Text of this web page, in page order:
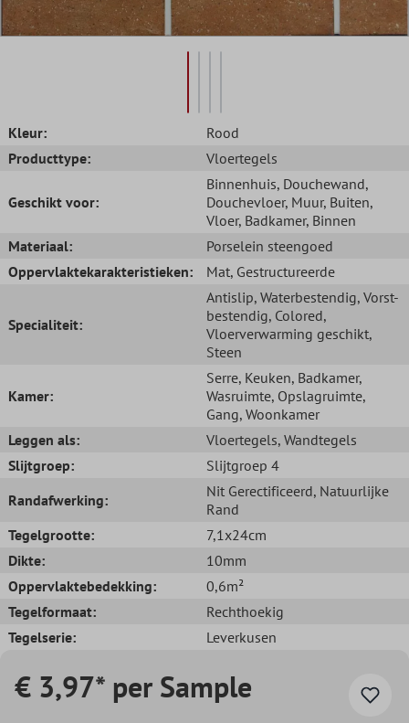
Kleur:
Rood
Producttype:
Vloertegels
Geschikt voor:
Binnenhuis, Douchewand,
Douchevloer, Muur, Buiten,
Vloer, Badkamer, Binnen
Materiaal:
Porselein steengoed
Oppervlaktekarakteristieken:
Mat, Gestructureerde
Specialiteit:
Antislip, Waterbestendig, Vorst-
bestendig, Colored,
Vloerverwarming geschikt,
Steen
Kamer:
Serre, Keuken, Badkamer,
Wasruimte, Opslagruimte,
Gang, Woonkamer
Leggen als:
Vloertegels, Wandtegels
Slijtgroep:
Slijtgroep 4
Randafwerking:
Nit Gerectificeerd, Natuurlijke
Rand
Tegelgrootte:
7,1x24cm
Dikte:
10mm
Oppervlaktebedekking:
0,6m²
Tegelformaat:
Rechthoekig
Tegelserie:
Leverkusen
€ 3,97* per Sample